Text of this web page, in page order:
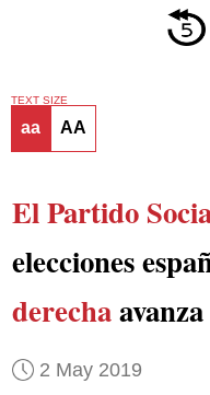
TEXT SIZE
aa AA
El Partido
elecciones
derechaavanza
2 May 2019